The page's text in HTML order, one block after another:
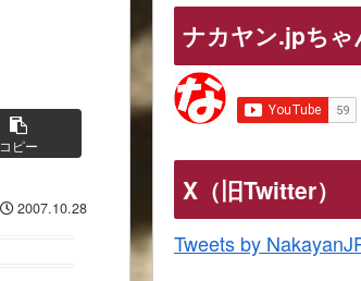
コピー
2007.10.28
ナカヤン.jpちゃ
X（旧Twitter）
Tweets by